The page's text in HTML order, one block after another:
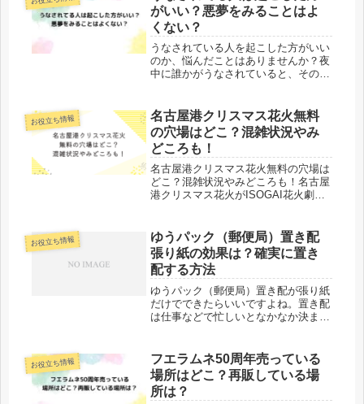
がいい？悪夢をみることはよ
くない？
うなされている人を起こした方がいい
のか、悩んだことはありませんか？夜
中に誰かがうなされていると、そのま
事では、悪夢をみるのはよくないの
か、起こした方がいいのかについてお
伝え...
お役立ち情報
名古屋港クリスマス花火無料
の穴場はどこ？混雑状況やみ
どころも！
名古屋港クリスマス花火無料の穴場は
どこ？混雑状況やみどころも！名古屋
港クリスマス花火がISOGAI花火劇場
があります。毎年人気の花火大会で混
雑状況やみどころなども気になり...
お役立ち情報
ゆうパック（郵便局）置き配
張り紙の効果は？確実に置き
配する方法
ゆうパック（郵便局）置き配が張り紙
だけでできたらいいですよね。置き配
は仕事などで忙しいとなかなか決まっ
です。張り紙も最近は効果がありそう
な張り紙が、ダイソーやオンラインシ
ョ...
お役立ち情報
フエラムネ50周年売っている
場所はどこ？再販している場
所は？